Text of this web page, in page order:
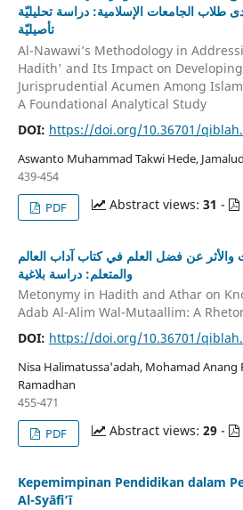
طلاب الجامعات الإسلامية: دراسة تحليليّة
تأصيليّة
Al-Nawawi’s Methodology in
Hadith' and Its Impact on
Jurisprudential Acumen Among
A Foundational Analytical Study
DOI: https://doi.org/10.36701/
Aswanto Muhammad Takwi Hede,
439-454
PDF
Abstract views:31 -
والأثر عن فضل العلم في كتاب آداب العالم
والمتعلم: دراسة بلاغية
Metonymy in Hadith and Athar on
Adab Al-Alim Wal-Mutaallim: A
DOI: https://doi.org/10.36701/
Nisa Halimatussa'adah, Mohamad Anang
Ramadhan
455-471
PDF
Abstract views:29 -
Kepemimpinan Pendidikan dalam
Al-Syāfi’ī